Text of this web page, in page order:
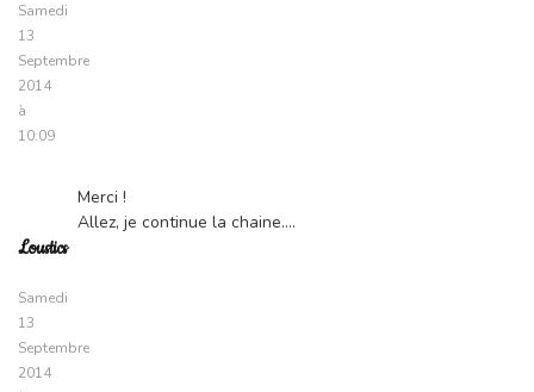
Samedi
13
Septembre
2014
à
10:09
Loustics
Samedi
13
Septembre
2014
Merci !
Allez, je continue la chaine….